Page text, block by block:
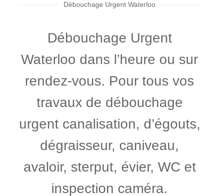
Débouchage Urgent Waterloo
Débouchage Urgent
Waterloo dans l’heure ou sur
rendez-vous. Pour tous vos
travaux de débouchage
urgent canalisation, d’égouts,
dégraisseur, caniveau,
avaloir, sterput, évier, WC et
inspection caméra.